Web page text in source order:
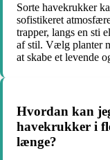
Sorte havekrukker
sofistikeret
trapper, langs en sti
af stil. Vælg planter
at skabe et levende
Hvordan kan
havekrukker i
længe?